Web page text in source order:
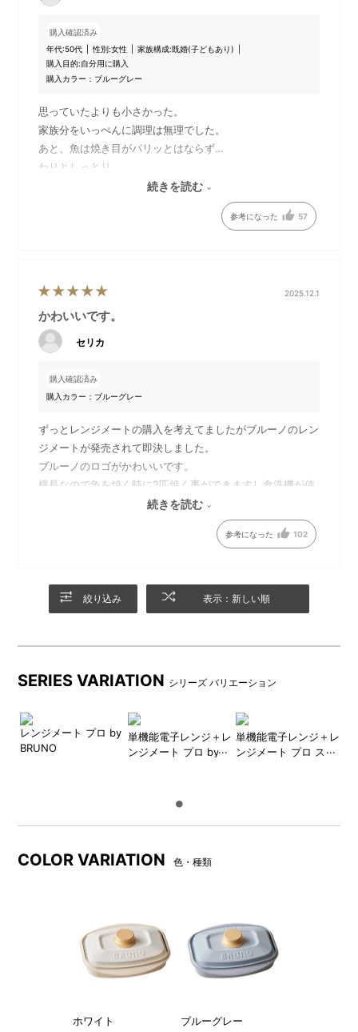
食洗器対応でお手入れも簡単
●多彩な調理ができる専用レシピブック(45品)付属です。
焼き容量・焼き面積アップで
料理の幅がさらに広がります
「茹で」も「炒め」もできる
購入確認済み
年代:50代 性別:女性 家族構成:既婚(子どもあり)
購入目的:自分用に購入
購入カラー：ブルーグレー
思っていたよりも小さかった。
家族分をいっぺんに調理は無理でした。
あと、魚は焼き目がパリッとはならず…
わりとしっとり。
他の食材でもいろいろ試しますが、グリルのようにはいかな
続きを読む
参考になった 57
2025.12.1
かわいいです。
セリカ
購入確認済み
購入カラー：ブルーグレー
ずっとレンジメートの購入を考えてましたがブルーノのレン
ジメートが発売されて即決しました。
ブルーノのロゴがかわいいです。
横長なので魚を焼く時に2匹焼く事ができますし食洗機が使
えるのがとてもいいです。購入して良かったです。
続きを読む
参考になった 102
絞り込み 表示：新しい順
SERIES VARIATION シリーズ バリエーション
レンジメート プロ by
BRUNO
単機能電子レンジ＋レ
ンジメート プロ by
単機能電子レンジ＋レ
ンジメート プロ スク
COLOR VARIATION 色・種類
ホワイト ブルーグレー